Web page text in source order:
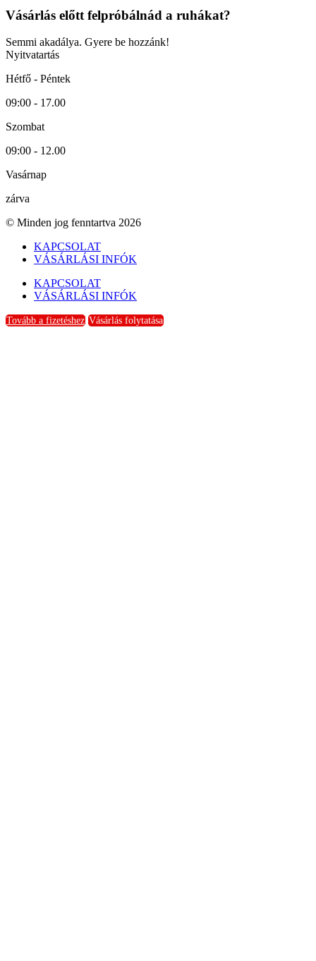
Vásárlás előtt felpróbálnád a ruhákat?
Semmi akadálya. Gyere be hozzánk!
Nyitvatartás
Hétfő - Péntek
09:00 - 17.00
Szombat
09:00 - 12.00
Vasárnap
zárva
© Minden jog fenntartva 2026
KAPCSOLAT
VÁSÁRLÁSI INFÓK
KAPCSOLAT
VÁSÁRLÁSI INFÓK
Tovább a fizetéshez Vásárlás folytatása